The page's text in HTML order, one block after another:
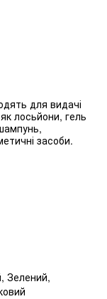
для видачі
лосьйони, гель
засоби.
Зелений,